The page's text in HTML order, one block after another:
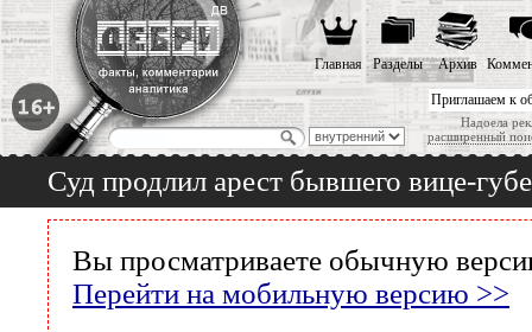
Приглашаем к
Надоела
расширенный
Главная Разделы Архив
Суд продлил арест бывшего вице-
Вы просматриваете обычную
Перейти на мобильную версию >>